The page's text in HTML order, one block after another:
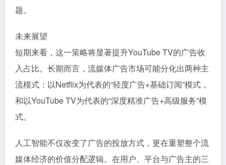
题。
未来展望
短期来看，这一策略将显著提升YouTube TV的广告收
入占比。长期而言，流媒体广告市场可能分化出两种主
流模式：以Netflix为代表的“轻度广告+基础订阅”模式，
和以YouTube TV为代表的“深度精准广告+高级服务”模
式。
人工智能不仅改变了广告的投放方式，更在重塑整个流
媒体经济的价值分配逻辑。在用户、平台与广告主的三